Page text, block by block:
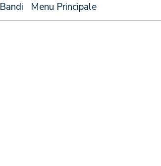
Bandi Menu Principale